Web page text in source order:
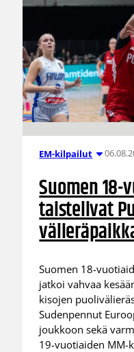
EM-kilpailut
Suomen
taistelivat
Suomen 18-
jatkoi vahvaa
kisojen
Sudenpennut
joukkoon sekä
19-vuotiaiden MM-